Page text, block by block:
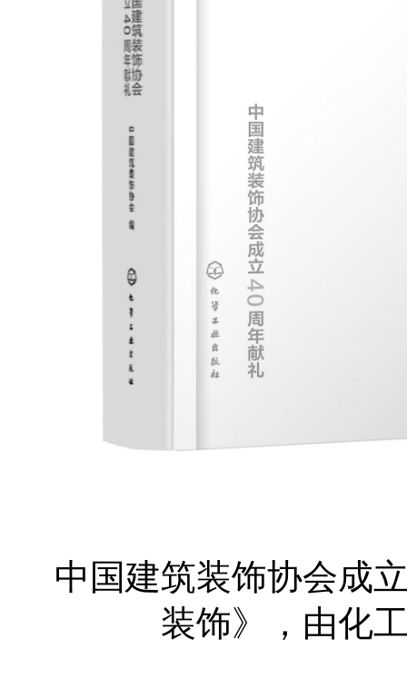
中国建筑装饰协会成
装饰》，由化